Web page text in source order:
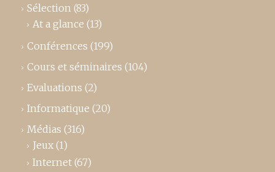
Sélection (83)
At a glance (13)
Conférences (199)
Cours et séminaires (104)
Evaluations (2)
Informatique (20)
Médias (316)
Jeux (1)
Internet (67)